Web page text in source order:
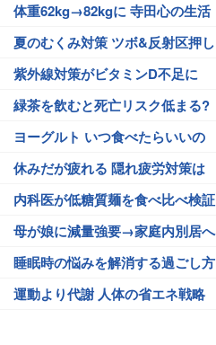
体重62kg→82kgに 寺田心の生活
夏のむくみ対策 ツボ&反射区押し
紫外線対策がビタミンD不足に
緑茶を飲むと死亡リスク低まる?
ヨーグルト いつ食べたらいいの
休みだが疲れる 隠れ疲労対策は
内科医が低糖質麺を食べ比べ検証
母が娘に減量強要→家庭内別居へ
睡眠時の悩みを解消する過ごし方
運動より代謝 人体の省エネ戦略